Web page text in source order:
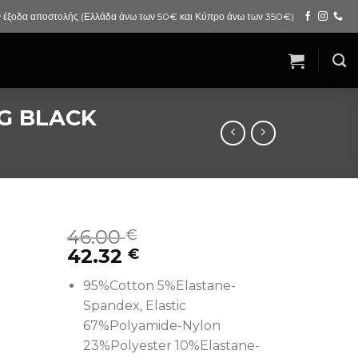
έξοδα αποστολής (Ελλάδα άνω των 50€ και Κύπρο άνω των 350€)
BLACK
46.00€
42.32 €
95%Cotton 5%Elastane-
Spandex, Elastic
67%Polyamide-Nylon
23%Polyester 10%Elastane-